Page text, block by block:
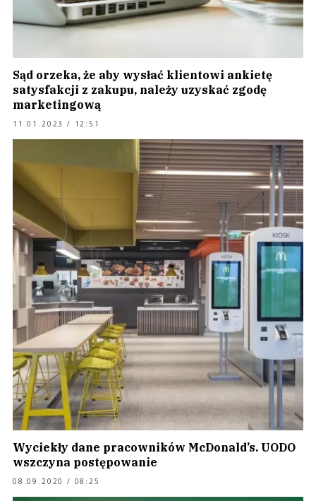
Sąd orzeka, że aby wysłać klientowi ankietę
satysfakcji z zakupu, należy uzyskać zgodę
marketingową
11.01.2023 / 12:51
Wyciekły dane pracowników McDonald’s. UODO
wszczyna postępowanie
08.09.2020 / 08:25